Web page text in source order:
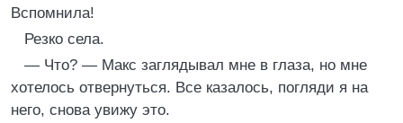
Вспомнила!
Резко села.
— Что? — Макс заглядывал мне в глаза, но мне
хотелось отвернуться. Все казалось, погляди я на
него, снова увижу это.